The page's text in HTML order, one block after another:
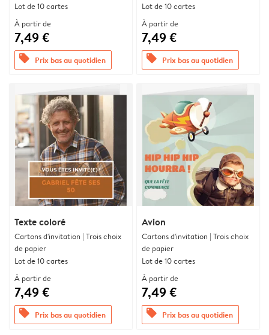
Lot de 10 cartes
À partir de
7,49 €
offers Prix bas au quotidien
Lot de 10 cartes
À partir de
7,49 €
offers Prix bas au quotidien
Texte coloré
Cartons d'invitation | Trois choix
de papier
Lot de 10 cartes
À partir de
7,49 €
offers Prix bas au quotidien
Avion
Cartons d'invitation | Trois choix
de papier
Lot de 10 cartes
À partir de
7,49 €
offers Prix bas au quotidien